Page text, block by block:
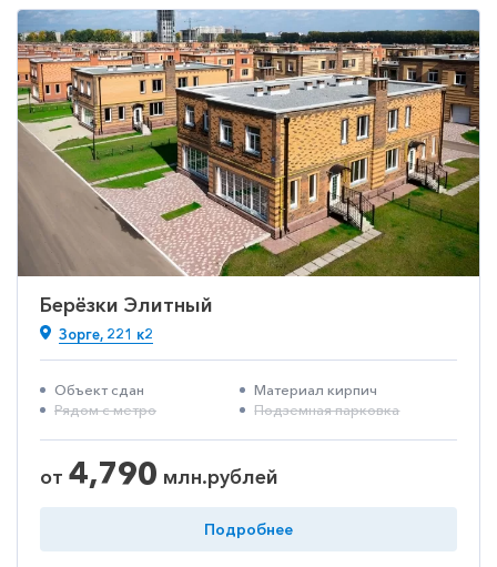
Берёзки Элитный
Зорге, 221 к2
Объект сдан
Материал кирпич
Рядом с метро
Подземная парковка
от 4,790 млн.рублей
Подробнее